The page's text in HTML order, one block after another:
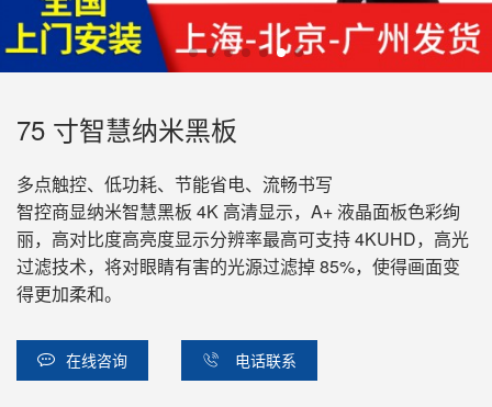
75 寸智慧纳米黑板
多点触控、低功耗、节能省电、流畅书写
智控商显纳米智慧黑板 4K 高清显示，A+ 液晶面板色彩绚
丽，高对比度高亮度显示分辨率最高可支持 4KUHD，高光
过滤技术，将对眼睛有害的光源过滤掉 85%，使得画面变
得更加柔和。
在线咨询 电话联系